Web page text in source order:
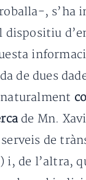
, s’ha
dispositiu
de dues
de Mn.
de
de l’altra,